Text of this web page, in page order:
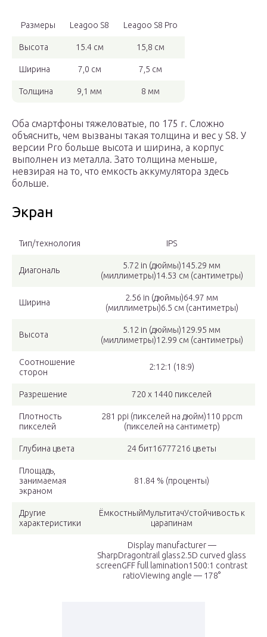
Размеры Leagoo S8 Leagoo S8 Pro
Высота 15.4 см 15,8 см
Ширина 7,0 см 7,5 см
Толщина 9,1 мм 8 мм
Оба смартфоны тяжеловатые, по 175 г. Сложно
объяснить, чем вызваны такая толщина и вес у S8. У
версии Pro больше высота и ширина, а корпус
выполнен из металла. Зато толщина меньше,
невзирая на то, что емкость аккумулятора здесь
больше.
Экран
Тип/технология IPS
Диагональ
5.72 in (дюймы)145.29 мм
(миллиметры)14.53 см (сантиметры)
Ширина
2.56 in (дюймы)64.97 мм
(миллиметры)6.5 см (сантиметры)
Высота
5.12 in (дюймы)129.95 мм
(миллиметры)12.99 см (сантиметры)
Соотношение
сторон
2:12:1 (18:9)
Разрешение 720 x 1440 пикселей
Плотность
пикселей
281 ppi (пикселей на дюйм)110 ppcm
(пикселей на сантиметр)
Глубина цвета 24 бит16777216 цветы
Площадь,
занимаемая
экраном
81.84 % (проценты)
Другие
характеристики
ЁмкостныйМультитачУстойчивость к
царапинам
Display manufacturer —
SharpDragontrail glass2.5D curved glass
screenGFF full lamination1500:1 contrast
ratioViewing angle — 178°